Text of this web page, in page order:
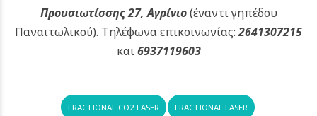
Προυσιωτίσσης 27, Αγρίνιο(έναντι γηπέδου
Παναιτωλικού). Τηλέφωνα επικοινωνίας:2641307215
και6937119603
FRACTIONAL CO2 LASER FRACTIONAL LASER